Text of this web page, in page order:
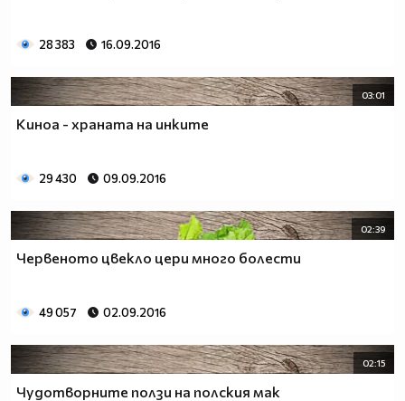
28 383 16.09.2016
03:01
Киноа - храната на инките
29 430 09.09.2016
02:39
Червеното цвекло цери много болести
49 057 02.09.2016
02:15
Чудотворните ползи на полския мак